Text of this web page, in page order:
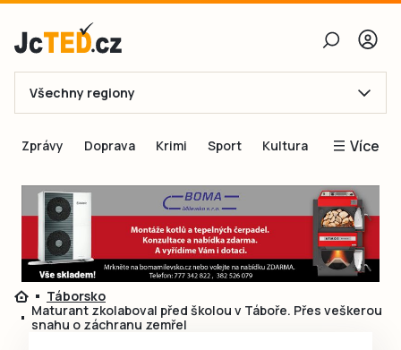
E-mail
Obnovit heslo
Přihlásit se
Všechny regiony
Zprávy Doprava Krimi Sport Kultura Více
Blogy
Inspirace
Čtenáři píší
Speciální přílohy
Táborsko
Maturant zkolaboval před školou v Táboře. Přes veškerou
snahu o záchranu zemřel